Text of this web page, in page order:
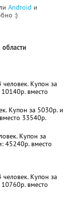
Android и
:)
области
Купон за
вместо
Купон за 5030р. и
33540р.
Купон за
45240р. вместо
Купон за
вместо